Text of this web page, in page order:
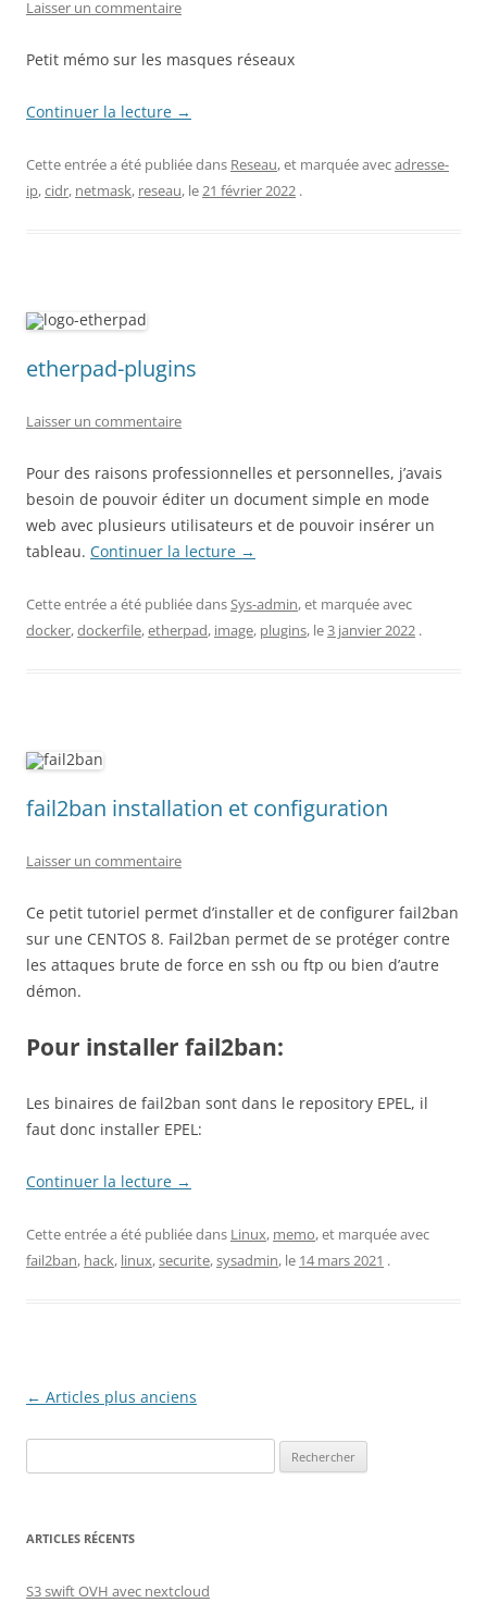
Laisser un commentaire
Petit mémo sur les masques réseaux
Continuer la lecture →
Cette entrée a été publiée dans Reseau, et marquée avecadresse-
ip,cidr, netmask, reseau, le21 février 2022 .
etherpad-plugins
Laisser un commentaire
Pour des raisons professionnelles et personnelles, j’avais
besoin de pouvoir éditer un document simple en mode
web avec plusieurs utilisateurs et de pouvoir insérer un
tableau. Continuer la lecture →
Cette entrée a été publiée dansSys-admin, et marquée avec
docker,dockerfile,etherpad, image, plugins, le3 janvier 2022 .
fail2ban installation et configuration
Laisser un commentaire
Ce petit tutoriel permet d’installer et de configurer fail2ban
sur une CENTOS 8. Fail2ban permet de se protéger contre
les attaques brute de force en ssh ou ftp ou bien d’autre
démon.
Pour installer fail2ban:
Les binaires de fail2ban sont dans le repository EPEL, il
faut donc installer EPEL:
Continuer la lecture →
Cette entrée a été publiée dans Linux, memo, et marquée avec
fail2ban, hack, linux,securite,sysadmin, le 14 mars 2021 .
Navigation
← Articles plus anciens
ARTICLES RÉCENTS
S3 swift OVH avec nextcloud